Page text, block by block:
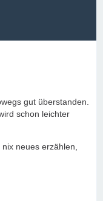
gut überstanden.
schon leichter
neues erzählen,